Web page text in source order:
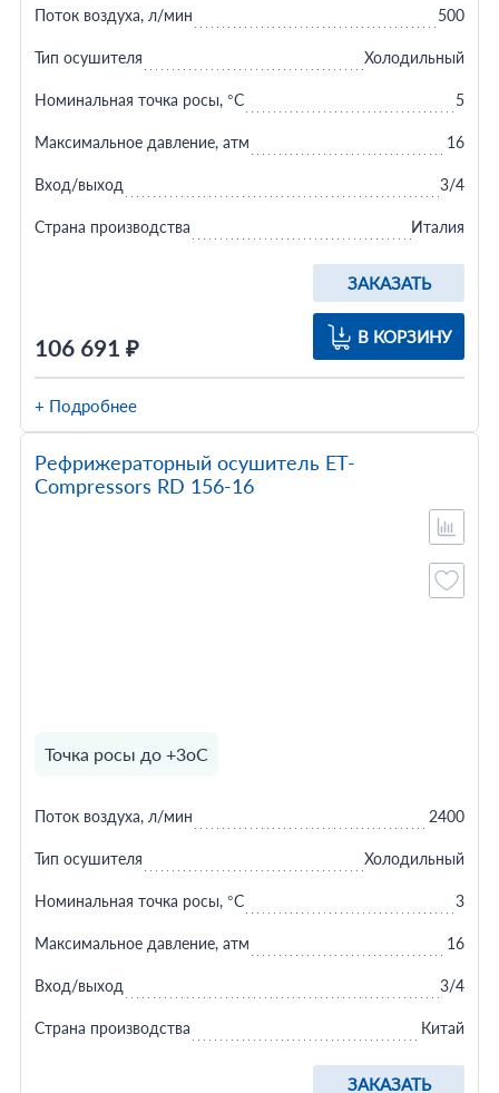
106 691 ₽
ЗАКАЗАТЬ
В КОРЗИНУ
Поток воздуха, л/мин 500
Тип осушителя Холодильный
Номинальная точка росы, °C 5
Максимальное давление, атм 16
Вход/выход 3/4
Страна производства Италия
+ Подробнее
Рефрижераторный осушитель ET-
Compressors RD 156-16
Точка росы до +3оС
ЗАКАЗАТЬ
Поток воздуха, л/мин 2400
Тип осушителя Холодильный
Номинальная точка росы, °C 3
Максимальное давление, атм 16
Вход/выход 3/4
Страна производства Китай